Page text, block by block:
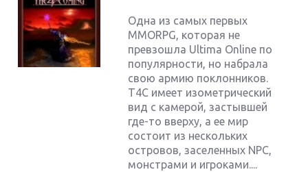
Одна из самых первых
MMORPG, которая не
превзошла Ultima Online по
популярности, но набрала
свою армию поклонников.
T4C имеет изометрический
вид с камерой, застывшей
где-то вверху, а ее мир
состоит из нескольких
островов, заселенных NPC,
монстрами и игроками....